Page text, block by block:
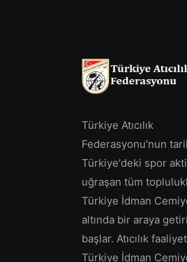
Türkiye Atıcılık
Federasyonu'nun
Türkiye'deki spor
uğraşan tüm
Türkiye İdman
altında bir araya
başlar. Atıcılık
Türkiye İdman